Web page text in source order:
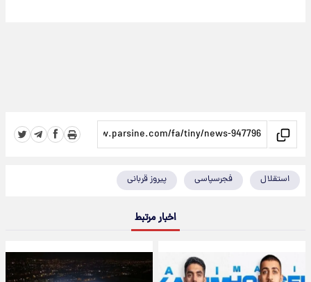
استقلال فجرسپاسی پیروز قربانی
اخبار مرتبط